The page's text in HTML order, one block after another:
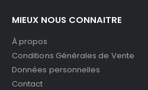
MIEUX NOUS CONNAITRE
À propos
Conditions Générales de Vente
Données personnelles
Contact